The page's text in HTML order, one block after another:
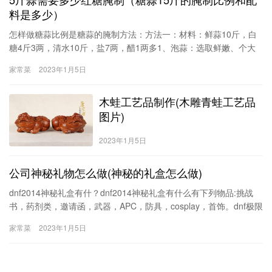
料是多少）
怎样做糖蒜比例是糖蒜的腌制方法：方法一：材料：鲜蒜10斤，白
糖4斤3两，清水10斤，盐7两，醋1两多1、泡蒜：选取鲜嫩、个大
可适当减少或增加泡水的时间。每天换一次水，把蒜的嫩味泡出
家常菜 2023年1月5日
木蛙工艺品制作(木雕青蛙工艺品
图片)
2023年1月5日
公司神秘礼物怎么做(神秘的礼盒怎么做)
dnf2014神秘礼盒有什？dnf2014神秘礼盒有什么有下列物品:挑战
书，药剂类，邀请函，武器，APC，防具，cosplay，首饰。dnf极限
+20张邀请函+1个深渊卷神秘新年礼盒怎么获得？老师叫我们做礼品
家常菜 2023年1月5日